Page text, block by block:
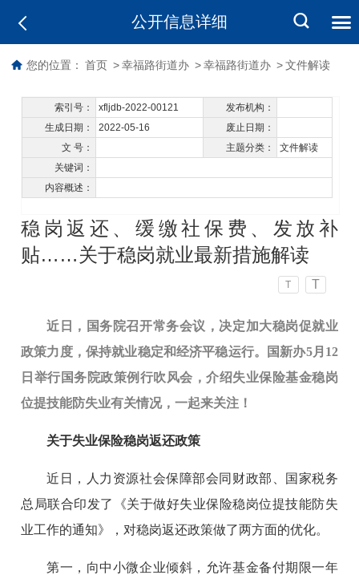
公开信息详细
您的位置： 首页 > 幸福路街道办 > 幸福路街道办 > 文件解读
索引号： xfljdb-2022-00121
发布机构：
生成日期：
2022-05-16
废止日期：
文 号：
主题分类：
文件解读
关键词：
内容概述：
稳岗返还、缓缴社保费、发放补
贴……关于稳岗就业最新措施解读
T T
近日，国务院召开常务会议，决定加大稳岗促就业
政策力度，保持就业稳定和经济平稳运行。国新办5月12
日举行国务院政策例行吹风会，介绍失业保险基金稳岗
位提技能防失业有关情况，一起来关注！
关于失业保险稳岗返还政策
近日，人力资源社会保障部会同财政部、国家税务
总局联合印发了《关于做好失业保险稳岗位提技能防失
业工作的通知》， 对稳岗返还政策做了两方面的优化。
第一，向中小微企业倾斜，允许基金备付期限一年